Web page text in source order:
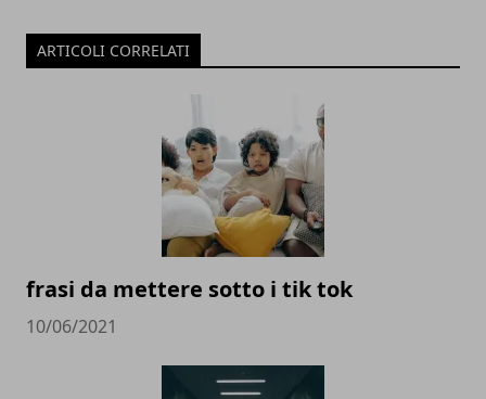
ARTICOLI CORRELATI
frasi da mettere sotto i tik tok
10/06/2021